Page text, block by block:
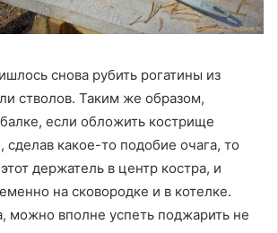
снова рубить рогатины из
стволов. Таким же образом,
если обложить кострище
сделав какое-то подобие очага, то
держатель в центр костра, и
на сковородке и в котелке.
можно вполне успеть поджарить не